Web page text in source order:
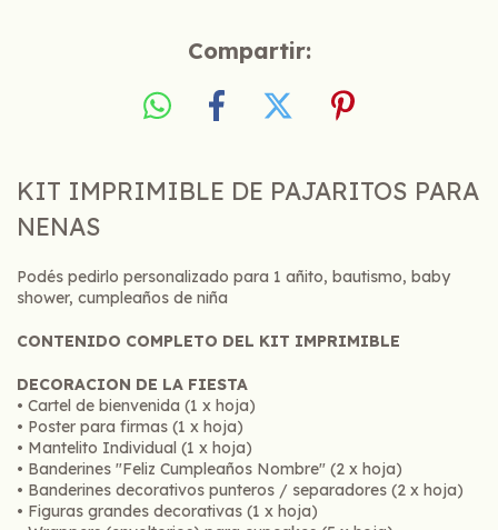
Compartir:
KIT IMPRIMIBLE DE PAJARITOS PARA
NENAS
Podés pedirlo personalizado para 1 añito, bautismo, baby
shower, cumpleaños de niña
CONTENIDO COMPLETO DEL KIT IMPRIMIBLE
DECORACION DE LA FIESTA
• Cartel de bienvenida (1 x hoja)
• Poster para firmas (1 x hoja)
• Mantelito Individual (1 x hoja)
• Banderines "Feliz Cumpleaños Nombre" (2 x hoja)
• Banderines decorativos punteros / separadores (2 x hoja)
• Figuras grandes decorativas (1 x hoja)